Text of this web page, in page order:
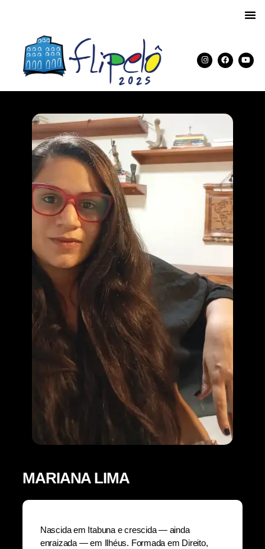
MARIANA LIMA
Nascida em Itabuna e crescida — ainda
enraizada — em Ilhéus. Formada em Direito,